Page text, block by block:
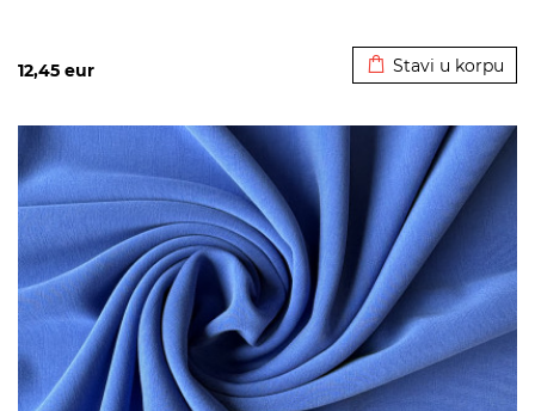
12,45 eur Stavi u korpu